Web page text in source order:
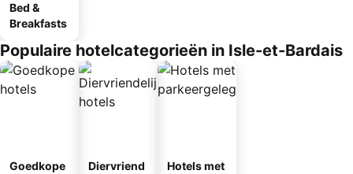
Bed &
Breakfasts
Populaire hotelcategorieën in Isle-et-Bardais
Goedkope
Diervriend
Hotels met